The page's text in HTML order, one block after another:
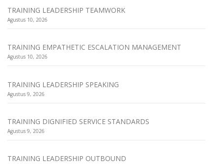
TRAINING LEADERSHIP TEAMWORK
Agustus 10, 2026
TRAINING EMPATHETIC ESCALATION MANAGEMENT
Agustus 10, 2026
TRAINING LEADERSHIP SPEAKING
Agustus 9, 2026
TRAINING DIGNIFIED SERVICE STANDARDS
Agustus 9, 2026
TRAINING LEADERSHIP OUTBOUND